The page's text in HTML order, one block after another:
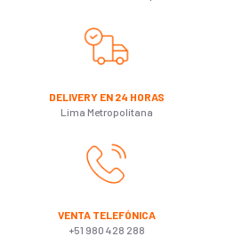
DELIVERY EN 24 HORAS
Lima Metropolitana
VENTA TELEFÓNICA
+51 980 428 288